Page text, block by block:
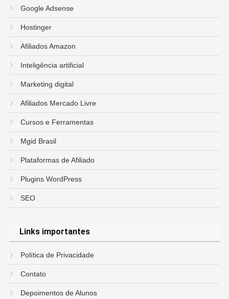
Google Adsense
Hostinger
Afiliados Amazon
Inteligência artificial
Marketing digital
Afiliados Mercado Livre
Cursos e Ferramentas
Mgid Brasil
Plataformas de Afiliado
Plugins WordPress
SEO
Links importantes
Política de Privacidade
Contato
Depoimentos de Alunos